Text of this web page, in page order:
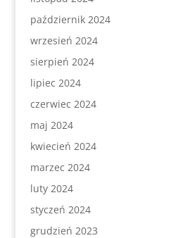
październik 2024
wrzesień 2024
sierpień 2024
lipiec 2024
czerwiec 2024
maj 2024
kwiecień 2024
marzec 2024
luty 2024
styczeń 2024
grudzień 2023